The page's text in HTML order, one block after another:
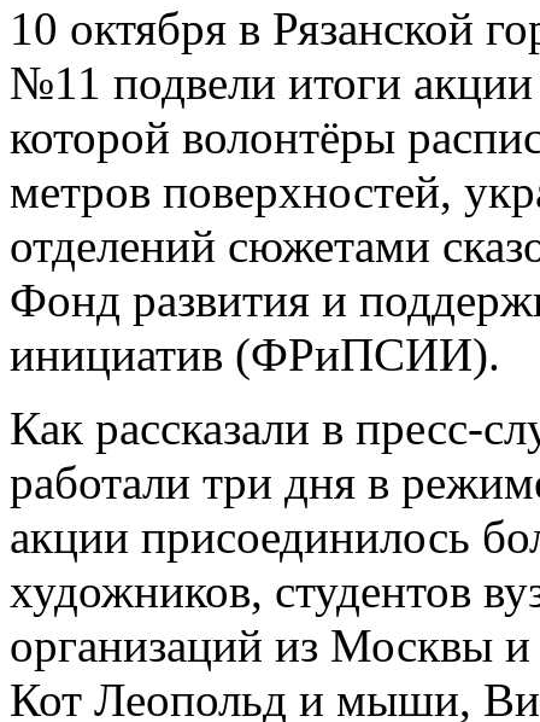
10 октября в Рязанской
№11 подвели итоги
которой волонтёры
метров поверхностей,
отделений сюжетами
Фонд развития и
инициатив (ФРиПСИИ).
Как рассказали в пресс-
работали три дня в
акции присоединилось
художников, студентов
организаций из Москвы и
Кот Леопольд и мыши,